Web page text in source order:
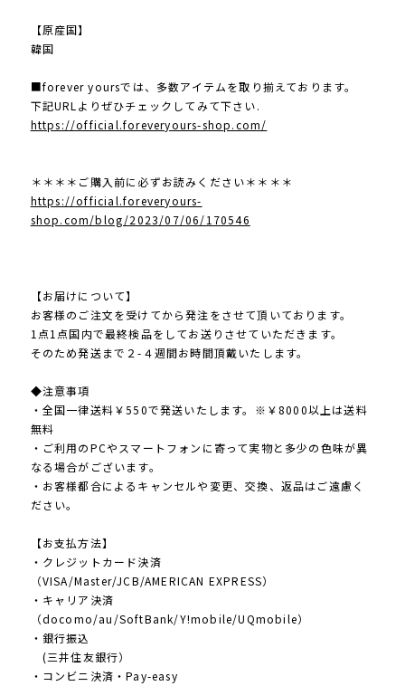
【原産国】
韓国
■forever yoursでは、多数アイテムを取り揃えております。
下記URLよりぜひチェックしてみて下さい.
https://official.foreveryours-shop.com/
＊＊＊＊ご購入前に必ずお読みください＊＊＊＊
https://official.foreveryours-
shop.com/blog/2023/07/06/170546
【お届けについて】
お客様のご注文を受けてから発注をさせて頂いております。
1点1点国内で最終検品をしてお送りさせていただきます。
そのため発送まで２-４週間お時間頂戴いたします。
◆注意事項
・全国一律送料￥550で発送いたします。※￥8000以上は送料
無料
・ご利用のPCやスマートフォンに寄って実物と多少の色味が異
なる場合がございます。
・お客様都合によるキャンセルや変更、交換、返品はご遠慮く
ださい。
【お支払方法】
・クレジットカード決済
（VISA/Master/JCB/AMERICAN EXPRESS）
・キャリア決済
（docomo/au/SoftBank/Y!mobile/UQmobile）
・銀行振込
(三井住友銀行）
・コンビニ決済・Pay-easy